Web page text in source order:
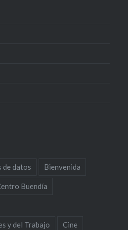
de datos Bienvenida
Buendía
y del Trabajo Cine